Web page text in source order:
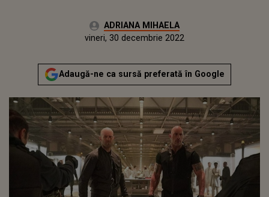
Autor:ADRIANA MIHAELA
joi, 30 decembrie 2021Actualizat:
vineri, 30 decembrie 2022
Adaugă-ne ca sursă preferată în Google